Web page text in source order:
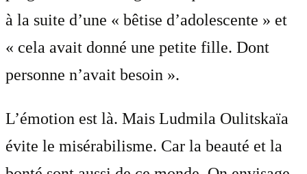
à la suite d’une « bêtise d’adolescente » et
« cela avait donné une petite fille. Dont
personne n’avait besoin ».
L’émotion est là. Mais Ludmila Oulitskaïa
évite le misérabilisme. Car la beauté et la